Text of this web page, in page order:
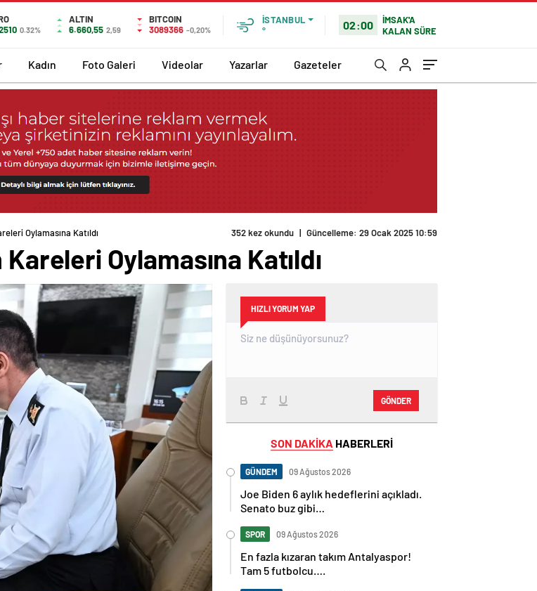
0.32%
ALTIN
6.660,55 2,59
BITCOIN
3089366 -0,20%
İSTANBUL
°
02:00
İMSAK'A
KALAN SÜRE
Kadın Foto Galeri Videolar Yazarlar Gazeteler
Oylamasına Katıldı 352 kez okundu | Güncelleme: 29 Ocak 2025 10:59
Oylamasına Katıldı
HIZLI YORUM YAP
GÖNDER
SON DAKİKA HABERLERİ
GÜNDEM 09 Ağustos 2026
Joe Biden 6 aylık hedeflerini açıkladı.
Senato buz gibi…
SPOR 09 Ağustos 2026
En fazla kızaran takım Antalyaspor!
Tam 5 futbolcu….